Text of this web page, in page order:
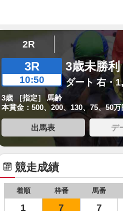
2R
3R
10:50
3歳未勝利
ダート 右・
3歳 ［指定］ 馬齢
本賞金：500、200、130、75、50万
出馬表 デ
競走成績
着順 枠番 馬番
1 7 7